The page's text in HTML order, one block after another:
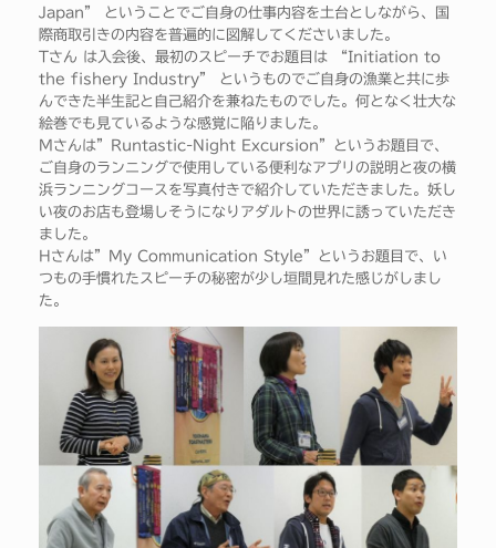
Japan” ということでご自身の仕事内容を土台としながら、国
際商取引きの内容を普遍的に図解してくださいました。
Tさん は入会後、最初のスピーチでお題目は “Initiation to
the fishery Industry” というものでご自身の漁業と共に歩
んできた半生記と自己紹介を兼ねたものでした。何となく壮大な
絵巻でも見ているような感覚に陥りました。
Mさんは”Runtastic-Night Excursion”というお題目で、
ご自身のランニングで使用している便利なアプリの説明と夜の横
浜ランニングコースを写真付きで紹介していただきました。妖し
い夜のお店も登場しそうになりアダルトの世界に誘っていただき
ました。
Hさんは”My Communication Style”というお題目で、い
つもの手慣れたスピーチの秘密が少し垣間見れた感じがしまし
た。